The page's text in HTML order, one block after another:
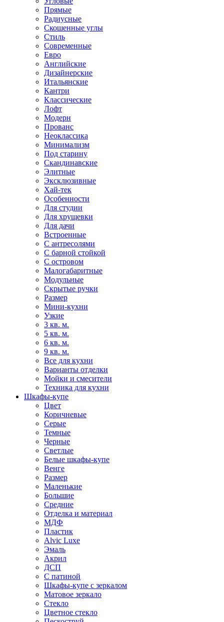
Прямые
Радиусные
Скошенные углы
Стиль
Современные
Евро
Английские
Дизайнерские
Итальянские
Кантри
Классические
Лофт
Модерн
Прованс
Неоклассика
Минимализм
Под старину
Скандинавские
Элитные
Эксклюзивные
Хай-тек
Особенности
Для студии
Для хрущевки
Для дачи
Встроенные
С антресолями
С барной стойкой
С островом
Малогабаритные
Модульные
Скрытые ручки
Размер
Мини-кухни
Узкие
3 кв. м.
5 кв. м.
6 кв. м.
9 кв. м.
Все для кухни
Варианты отделки
Мойки и смесители
Техника для кухни
Шкафы-купе
Цвет
Коричневые
Серые
Темные
Черные
Светлые
Белые шкафы-купе
Венге
Размер
Маленькие
Большие
Средние
Отделка и материал
МДФ
Пластик
Alvic Luxe
Эмаль
Акрил
ДСП
С патиной
Шкафы-купе с зеркалом
Матовое зеркало
Стекло
Цветное стекло